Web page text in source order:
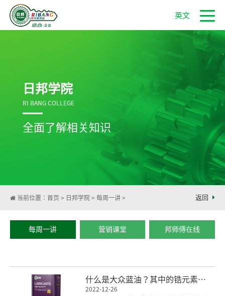
英文
日邦学院
RI BANG COLLEGE
全面了解相关知识
当前位置： 首页 > 日邦学院 > 每周一讲 > 返回
每周一讲 营销课堂 邦师傅在线
什么是大众蓝油？其中的锆元素有什么用？
2022-12-26